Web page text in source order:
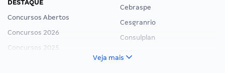
DESTAQUE
Concursos Abertos
Concursos 2026
Concursos 2025
Concurso Nacional Unificado
Cebraspe
Cesgranrio
Consulplan
Veja mais